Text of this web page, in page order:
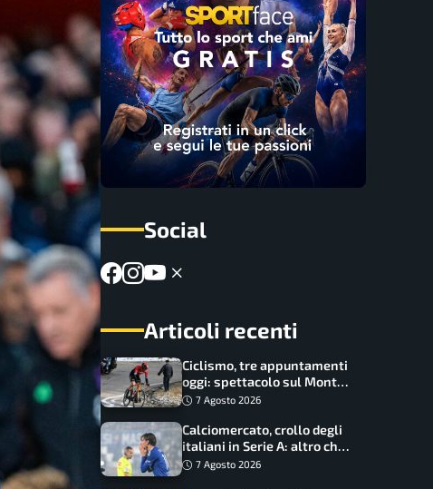
Social
Articoli recenti
Ciclismo, tre appuntamenti
oggi: spettacolo sul Mont
Ventoux, orari e come
7 Agosto 2026
Calciomercato, crollo degli
italiani in Serie A: altro che
svolta dopo il Mondiale
7 Agosto 2026